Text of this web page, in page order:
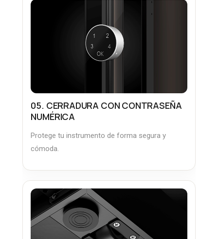
05. CERRADURA CON CONTRASEÑA
NUMÉRICA
Protege tu instrumento de forma segura y
cómoda.